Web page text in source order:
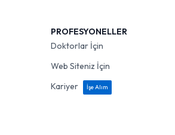
PROFESYONELLER
Doktorlar İçin
Web Siteniz İçin
Kariyer
İşe Alım